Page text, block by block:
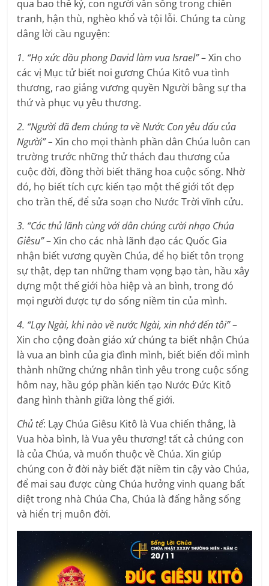
qua bao thế kỷ, con người vẫn sống trong chiến
tranh, hận thù, nghèo khổ và tội lỗi. Chúng ta cùng
dâng lời cầu nguyện:
1. “Họ xức dầu phong David làm vua Israel”– Xin cho
các vị Mục tử biết noi gương Chúa Kitô vua tình
thương, rao giảng vương quyền Người bằng sự tha
thứ và phục vụ yêu thương.
2. “Người đã đem chúng ta về Nước Con yêu dấu của
Người” –Xin cho mọi thành phần dân Chúa luôn can
trường trước những thử thách đau thương của
cuộc đời, đồng thời biết thăng hoa cuộc sống. Nhờ
đó, họ biết tích cực kiến tạo một thế giới tốt đẹp
cho trần thế, để sửa soạn cho Nước Trời vĩnh cửu.
3. “Các thủ lãnh cùng với dân chúng cười nhạo Chúa
Giêsu”– Xin cho các nhà lãnh đạo các Quốc Gia
nhận biết vương quyền Chúa, để họ biết tôn trọng
sự thật, dẹp tan những tham vọng bạo tàn, hầu xây
dựng một thế giới hòa hiệp và an bình, trong đó
mọi người được tự do sống niềm tin của mình.
4. “Lạy Ngài, khi nào về nước Ngài, xin nhớ đến tôi”–
Xin cho cộng đoàn giáo xứ chúng ta biết nhận Chúa
là vua an bình của gia đình mình, biết biến đổi mình
thành những chứng nhân tình yêu trong cuộc sống
hôm nay, hầu góp phần kiến tạo Nước Đức Kitô
đang hình thành giữa lòng thế giới.
Chủ tế: Lạy Chúa Giêsu Kitô là Vua chiến thắng, là
Vua hòa bình, là Vua yêu thương! tất cả chúng con
là của Chúa, và muốn thuộc về Chúa. Xin giúp
chúng con ở đời này biết đặt niềm tin cậy vào Chúa,
để mai sau được cùng Chúa hưởng vinh quang bất
diệt trong nhà Chúa Cha, Chúa là đấng hằng sống
và hiển trị muôn đời.